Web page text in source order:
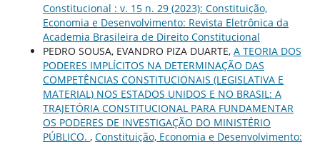
Constitucional : v. 15 n. 29 (2023): Constituição,
Economia e Desenvolvimento: Revista Eletrônica da
Academia Brasileira de Direito Constitucional
PEDRO SOUSA, EVANDRO PIZA DUARTE, A TEORIA DOS
PODERES IMPLÍCITOS NA DETERMINAÇÃO DAS
COMPETÊNCIAS CONSTITUCIONAIS (LEGISLATIVA E
MATERIAL) NOS ESTADOS UNIDOS E NO BRASIL: A
TRAJETÓRIA CONSTITUCIONAL PARA FUNDAMENTAR
OS PODERES DE INVESTIGAÇÃO DO MINISTÉRIO
PÚBLICO. , Constituição, Economia e Desenvolvimento: